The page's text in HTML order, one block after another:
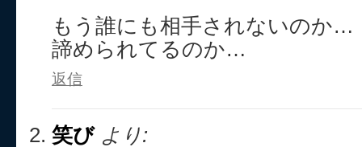
もう誰にも相手されないのか…
諦められてるのか…
返信
笑び より: